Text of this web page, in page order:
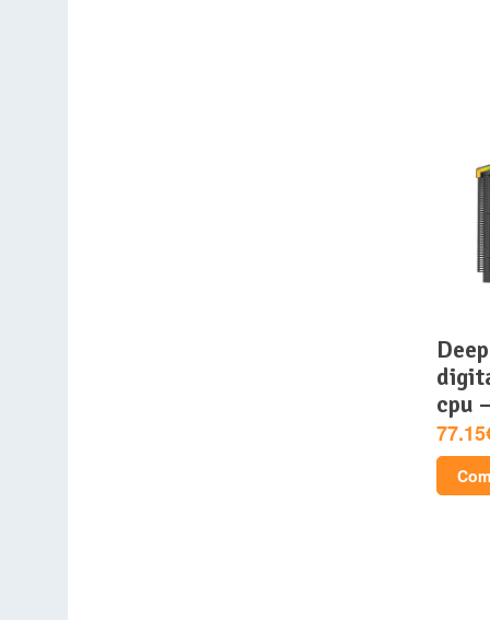
deepcool – ak620
cpu